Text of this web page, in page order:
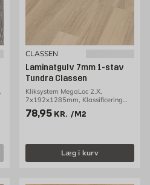
CLASSEN
Laminatgulv 7mm 1-stav
Tundra Classen
Kliksystem MegaLoc 2.X,
7x192x1285mm, Klassificering
AC4/32, 2,47m2/pakke
Pris 78.95 kr. /m2
78,95 KR. /M2
Læg i kurv